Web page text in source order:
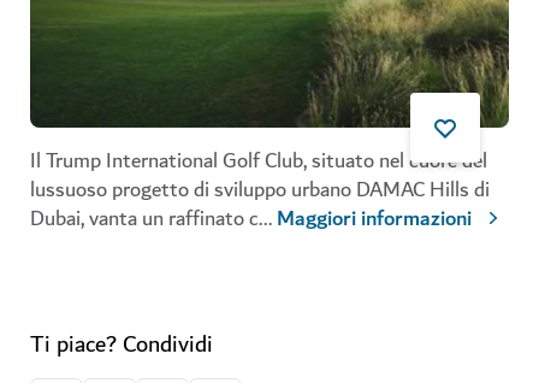
IlTrump International Golf Club, situato nel cuore del
lussuoso progetto di sviluppo urbano DAMAC Hills di
Dubai, vanta un raffinato c...Maggiori informazioni
Ti piace? Condividi